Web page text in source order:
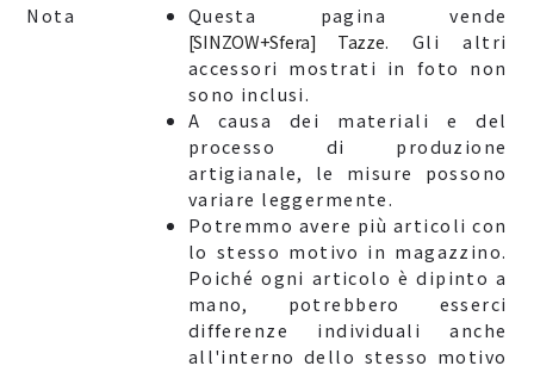
Nota
Questa pagina vende
[SINZOW+Sfera] Tazze. Gli altri
accessori mostrati in foto non
sono inclusi.
A causa dei materiali e del
processo di produzione
artigianale, le misure possono
variare leggermente.
Potremmo avere più articoli con
lo stesso motivo in magazzino.
Poiché ogni articolo è dipinto a
mano, potrebbero esserci
differenze individuali anche
all'interno dello stesso motivo